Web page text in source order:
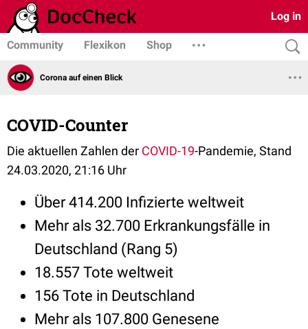
Log in
Community Flexikon Shop
Corona auf einen Blick
COVID-Counter
Die aktuellen Zahlen der COVID-19-Pandemie, Stand
24.03.2020, 21:16 Uhr
Über 414.200 Infizierte weltweit
Mehr als 32.700 Erkrankungsfälle in
Deutschland (Rang 5)
18.557 Tote weltweit
156 Tote in Deutschland
Mehr als 107.800 Genesene